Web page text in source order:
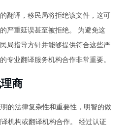
翻译，移民局将拒绝该文件，这可
严重延误甚至被拒绝。 为避免这
局指导方针并能够提供符合这些严
专业翻译服务机构合作非常重要。
商
的法律复杂性和重要性，明智的做
机构或翻译机构合作。 经过认证